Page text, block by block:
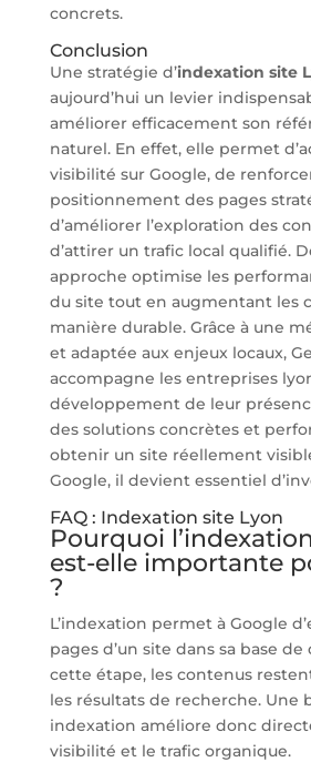
concrets.
Conclusion
Une stratégie d’indexation site
aujourd’hui un levier
améliorer efficacement son
naturel. En effet, elle permet
visibilité sur Google, de
positionnement des pages
d’améliorer l’exploration des
d’attirer un trafic local qualifié.
approche optimise les
du site tout en augmentant les
manière durable. Grâce à une
et adaptée aux enjeux locaux,
accompagne les entreprises
développement de leur
des solutions concrètes et
obtenir un site réellement
Google, il devient essentiel
FAQ : Indexation site Lyon
Pourquoi
est-elle importante
?
L’indexation permet à Google
pages d’un site dans sa base de
cette étape, les contenus
les résultats de recherche. Une
indexation améliore donc
visibilité et le trafic organique.